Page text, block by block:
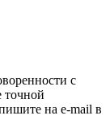
с
точной
на e-mail в